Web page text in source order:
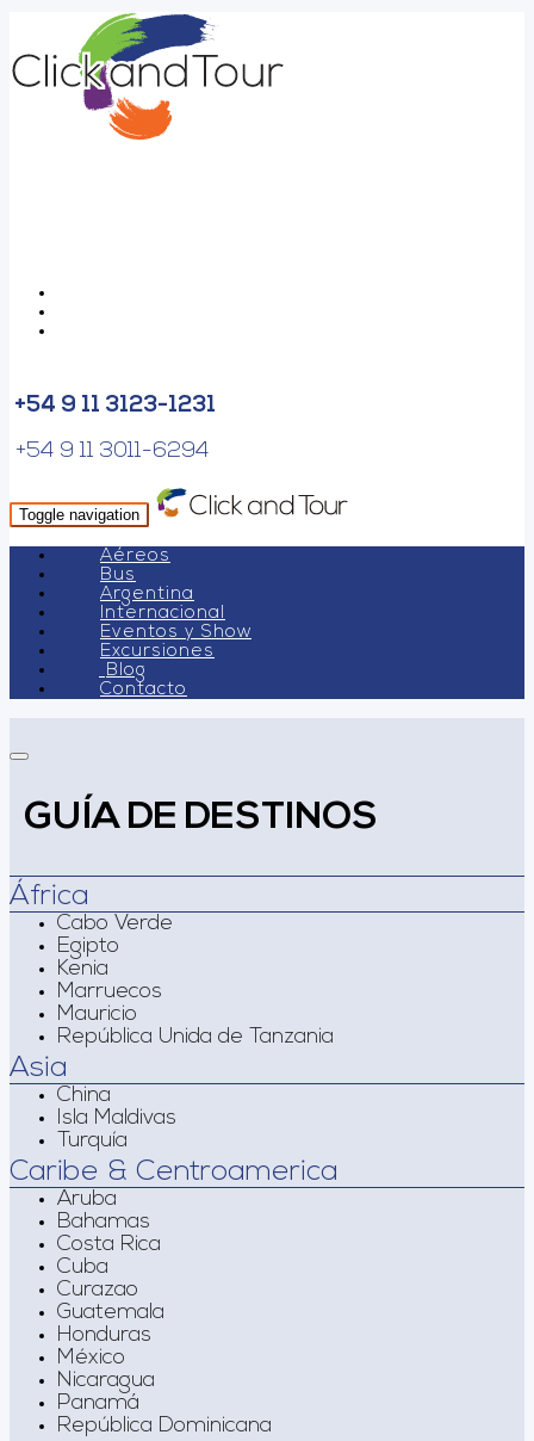
+54 9 11 3123-1231
+54 9 11 3011-6294
Toggle navigation
Aéreos
Bus
Argentina
Internacional
Eventos y Show
Excursiones
Blog
Contacto
GUÍA DE DESTINOS
África
Cabo Verde
Egipto
Kenia
Marruecos
Mauricio
República Unida de Tanzania
Asia
China
Isla Maldivas
Turquía
Caribe & Centroamerica
Aruba
Bahamas
Costa Rica
Cuba
Curazao
Guatemala
Honduras
México
Nicaragua
Panamá
República Dominicana